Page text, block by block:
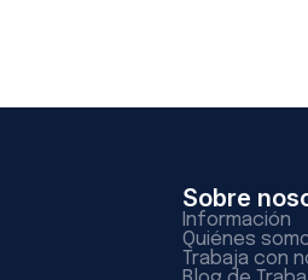
Sobre
Información
Quiénes
Trabaja con